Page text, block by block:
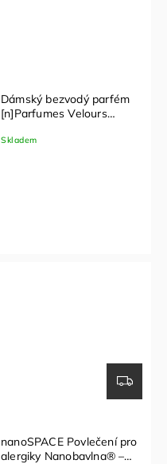
Dámský bezvodý parfém
[n]Parfumes Velours
Cosmetics
Skladem
nanoSPACE Povlečení pro
alergiky Nanobavlna® –